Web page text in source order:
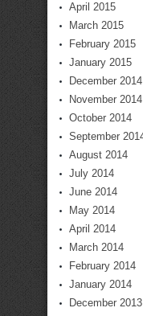
April 2015
March 2015
February 2015
January 2015
December 2014
November 2014
October 2014
September
August 2014
July 2014
June 2014
May 2014
April 2014
March 2014
February 2014
January 2014
December 2013